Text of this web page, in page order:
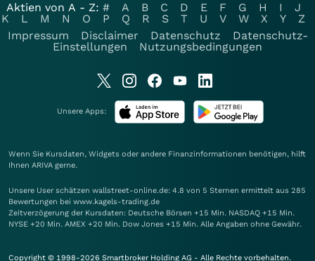
Aktien von A - Z: # A B C D E F G H I
J
K
L M N O P Q R S T U V W X Y
Z
Impressum
Disclaimer Datenschutz
Datenschutz-
Einstellungen
Nutzungsbedingungen
Unsere Apps:
Wenn Sie Kursdaten, Widgets oder andere Finanzinformationen benötigen, hilft
Ihnen ARIVA gerne.
Unsere User schätzen wallstreet-online.de: 4.8 von 5 Sternen ermittelt aus 285
Bewertungen bei www.kagels-trading.de
Zeitverzögerung der Kursdaten: Deutsche Börsen +15 Min. NASDAQ +15 Min.
NYSE +20 Min. AMEX +20 Min. Dow Jones +15 Min. Alle Angaben ohne Gewähr.
Copyright © 1998-2026 Smartbroker Holding AG - Alle Rechte vorbehalten.